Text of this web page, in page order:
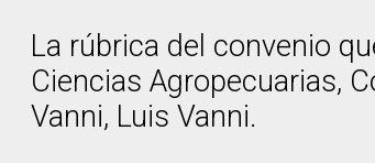
La rúbrica del convenio
Ciencias Agropecuarias,
Vanni, Luis Vanni.